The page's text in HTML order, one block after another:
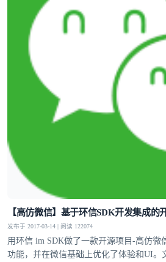
【高仿微信】基于环信SDK开发集成的
发布于 2017-03-14 | 阅读 122074
用环信 im SDK做了一款开源项目-高仿微
功能，并在微信基础上优化了体验和UI。